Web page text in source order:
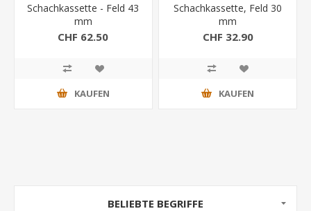
Schachkassette - Feld 43
mm
CHF 62.50
KAUFEN
Schachkassette, Feld 30
mm
CHF 32.90
KAUFEN
BELIEBTE BEGRIFFE